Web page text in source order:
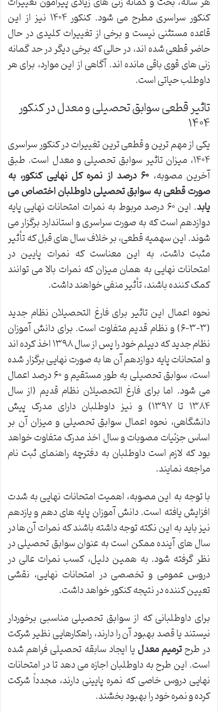
کنکور سراسری مطرح می شود. کنکور ۱۴۰۴ نیز از این
قاعده مستثنی نیست و برخی از تغییرات کلیدی در حال
حاضر قطعی شده اند، در حالی که برخی دیگر در حد گمانه
زنی های قوی باقی مانده اند. آگاهی از این موارد، برای هر
داوطلب حیاتی است.
تاثیر قطعی سوابق تحصیلی و معدل در کنکور
۱۴۰۴
یکی از مهم ترین و قطعی ترین تغییرات در کنکور سراسری
۱۴۰۴، میزان تاثیر سوابق تحصیلی و معدل است. طبق
آخرین مصوبه،
۶۰ درصد از نمره کل نهایی کنکور، به
صورت قطعی به سوابق تحصیلی داوطلبان اختصاص می
یابد
. این ۶۰ درصد مربوط به نمرات امتحانات نهایی پایه
دوازدهم است که به صورت سراسری و استاندارد برگزار می
شوند. این سهمیه قطعی، بر خلاف سال های قبل که تأثیر
مثبت داشت، به این معناست که نمرات پایین در
امتحانات نهایی به همان میزان که نمرات بالا می توانند
کمک کننده باشند، تأثیر منفی خواهند داشت.
نحوه اعمال این تاثیر برای فارغ التحصیلان نظام جدید
(۳-۳-۶) و نظام قدیم متفاوت است. برای دانش آموزان
نظام جدید که دیپلم خود را پس از سال ۱۳۹۸ اخذ کرده اند
و امتحانات پایه دوازدهم آن ها به صورت نهایی برگزار شده
است، سوابق تحصیلی به طور مستقیم و ۶۰ درصد اعمال
می شود. اما برای فارغ التحصیلان نظام قدیم (از سال
۱۳۸۴ تا ۱۳۹۷) و نیز داوطلبان دارای مدرک پیش
دانشگاهی، نحوه اعمال سوابق تحصیلی و میزان آن بر
اساس جزئیات مصوبات و سال اخذ مدرک متفاوت خواهد
بود که لازم است داوطلبان به دفترچه راهنمای ثبت نام
مراجعه نمایند.
با توجه به این مصوبه، اهمیت امتحانات نهایی به شدت
افزایش یافته است. دانش آموزان پایه های دهم و یازدهم
نیز باید به این نکته توجه داشته باشند که نمرات آن ها در
سال های آینده ممکن است به عنوان سوابق تحصیلی در
نظر گرفته شود. به همین دلیل، کسب نمرات عالی در
دروس عمومی و تخصصی در امتحانات نهایی، نقشی
تعیین کننده در نتیجه کنکور خواهد داشت.
برای داوطلبانی که از سوابق تحصیلی مناسبی برخوردار
نیستند یا قصد بهبود آن را دارند، راهکارهایی نظیر شرکت
در طرحترمیم معدلیا ایجاد سابقه تحصیلی فراهم شده
است. این طرح به داوطلبان اجازه می دهد تا در امتحانات
نهایی دروس خاصی که نمره پایینی دارند، مجدداً شرکت
کرده و نمره خود را بهبود بخشند.